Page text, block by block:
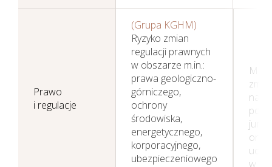
Prawo
i regulacje
(Grupa KGHM)
Ryzyko zmian
regulacji prawnych
w obszarze m.in.:
prawa geologiczno-
górniczego,
ochrony
środowiska,
energetycznego,
korporacyjnego,
ubezpieczeniowego
na
oraz
w